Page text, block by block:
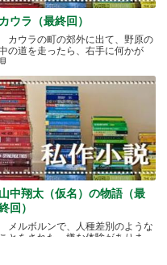
カウラ（最終回）
カウラの町の郊外に出て、野原の
の道を走ったら、右手に何かが
見.....
山中翔太（仮名）の物語（最
回）
メルボルンで、人種差別のような
ことをされた、嫌な体験がありま